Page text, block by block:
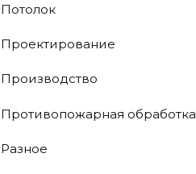
Потолок
Проектирование
Производство
Противопожарная обработка
Разное